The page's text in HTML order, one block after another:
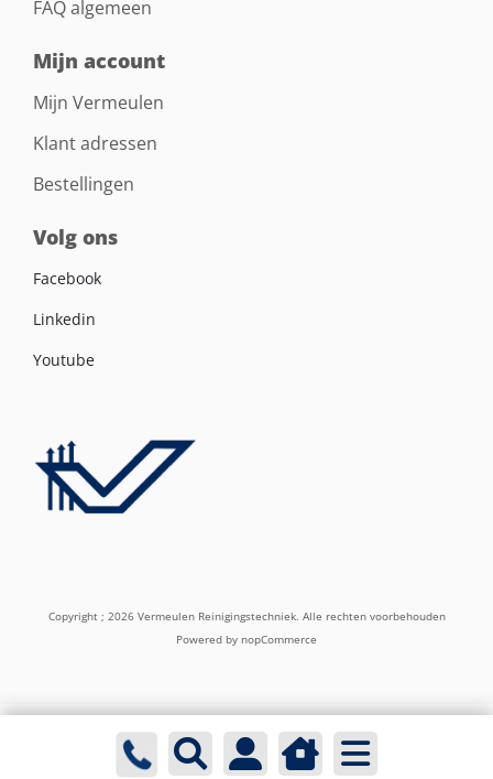
FAQ algemeen
Mijn account
Mijn Vermeulen
Klant adressen
Bestellingen
Volg ons
Facebook
Linkedin
Youtube
Copyright ; 2026 Vermeulen Reinigingstechniek. Alle rechten voorbehouden
Powered by nopCommerce